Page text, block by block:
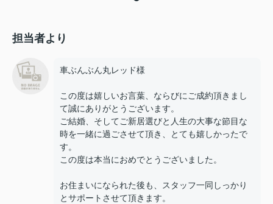
担当者より
車ぶんぶん丸レッド様
この度は嬉しいお言葉、ならびにご成約頂きまし
て誠にありがとうございます。
ご結婚、そしてご新居選びと人生の大事な節目な
時を一緒に過ごさせて頂き、とても嬉しかったで
す。
この度は本当におめでとうございました。
お住まいになられた後も、スタッフ一同しっかり
とサポートさせて頂きます。